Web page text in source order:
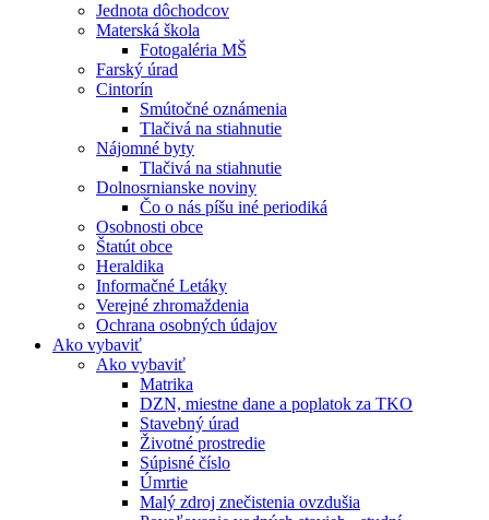
Jednota dôchodcov
Materská škola
Fotogaléria MŠ
Farský úrad
Cintorín
Smútočné oznámenia
Tlačivá na stiahnutie
Nájomné byty
Tlačivá na stiahnutie
Dolnosrnianske noviny
Čo o nás píšu iné periodiká
Osobnosti obce
Štatút obce
Heraldika
Informačné Letáky
Verejné zhromaždenia
Ochrana osobných údajov
Ako vybaviť
Ako vybaviť
Matrika
DZN, miestne dane a poplatok za TKO
Stavebný úrad
Životné prostredie
Súpisné číslo
Úmrtie
Malý zdroj znečistenia ovzdušia